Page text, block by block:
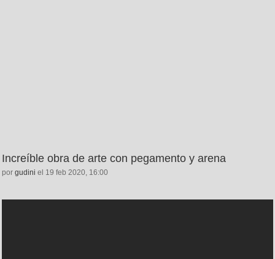
Increíble obra de arte con pegamento y arena
por gudini el 19 feb 2020, 16:00